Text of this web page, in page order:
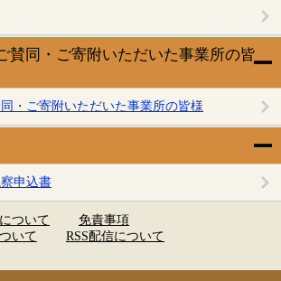
賛同・ご寄附いただいた事業所の皆
・ご寄附いただいた事業所の皆様
申込書
ついて
免責事項
いて
RSS配信について